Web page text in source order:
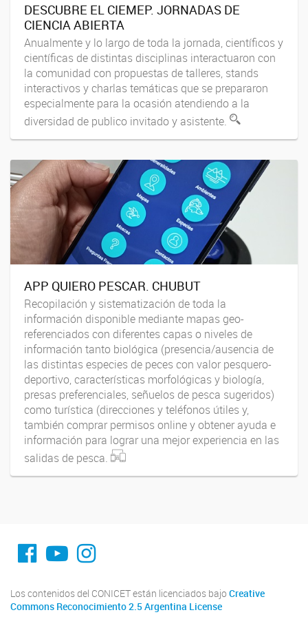
DESCUBRE EL CIEMEP. JORNADAS DE
CIENCIA ABIERTA
Anualmente y lo largo de toda la jornada, científicos y
científicas de distintas disciplinas interactuaron con
la comunidad con propuestas de talleres, stands
interactivos y charlas temáticas que se prepararon
especialmente para la ocasión atendiendo a la
diversidad de publico invitado y asistente.
APP QUIERO PESCAR. CHUBUT
Recopilación y sistematización de toda la
información disponible mediante mapas geo-
referenciados con diferentes capas o niveles de
información tanto biológica (presencia/ausencia de
las distintas especies de peces con valor pesquero-
deportivo, características morfológicas y biología,
presas preferenciales, señuelos de pesca sugeridos)
como turística (direcciones y teléfonos útiles y,
también comprar permisos online y obtener ayuda e
información para lograr una mejor experiencia en las
salidas de pesca.
fa-facebook
YouTube
Instagram
Los contenidos del CONICET están licenciados bajo Creative
Commons Reconocimiento 2.5 Argentina License